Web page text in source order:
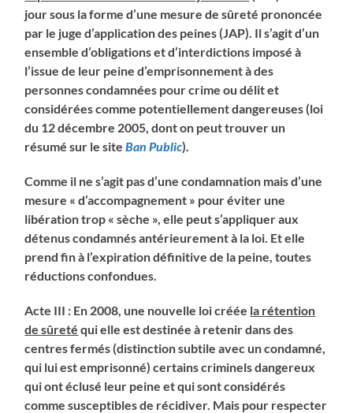
jour sous la forme d’une mesure de sûreté prononcée
par le juge d’application des peines (JAP). Il s’agit d’un
ensemble d’obligations et d’interdictions imposé à
l’issue de leur peine d’emprisonnement à des
personnes condamnées pour crime ou délit et
considérées comme potentiellement dangereuses (loi
du 12 décembre 2005, dont on peut trouver un
résumé sur le siteBan Public).
Comme il ne s’agit pas d’une condamnation mais d’une
mesure « d’accompagnement » pour éviter une
libération trop « sèche », elle peut s’appliquer aux
détenus condamnés antérieurement à la loi. Et elle
prend fin à l’expiration définitive de la peine, toutes
réductions confondues.
Acte III : En 2008, une nouvelle loi créée la rétention
de sûreté qui elle est destinée à retenir dans des
centres fermés (distinction subtile avec un condamné,
qui lui est emprisonné) certains criminels dangereux
qui ont éclusé leur peine et qui sont considérés
comme susceptibles de récidiver. Mais pour respecter